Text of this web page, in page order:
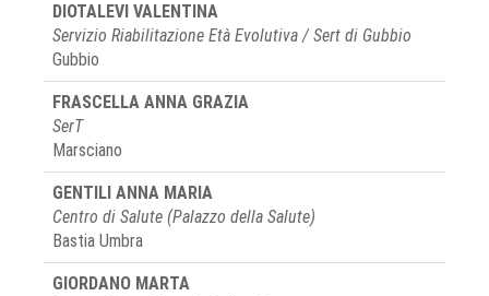
DIOTALEVI VALENTINA
Servizio Riabilitazione Età Evolutiva / Sert di Gubbio
Gubbio
FRASCELLA ANNA GRAZIA
SerT
Marsciano
GENTILI ANNA MARIA
Centro di Salute (Palazzo della Salute)
Bastia Umbra
GIORDANO MARTA